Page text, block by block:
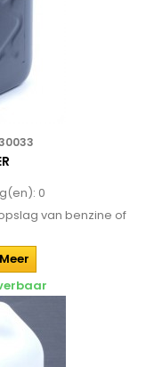
0
van benzine of
Meer